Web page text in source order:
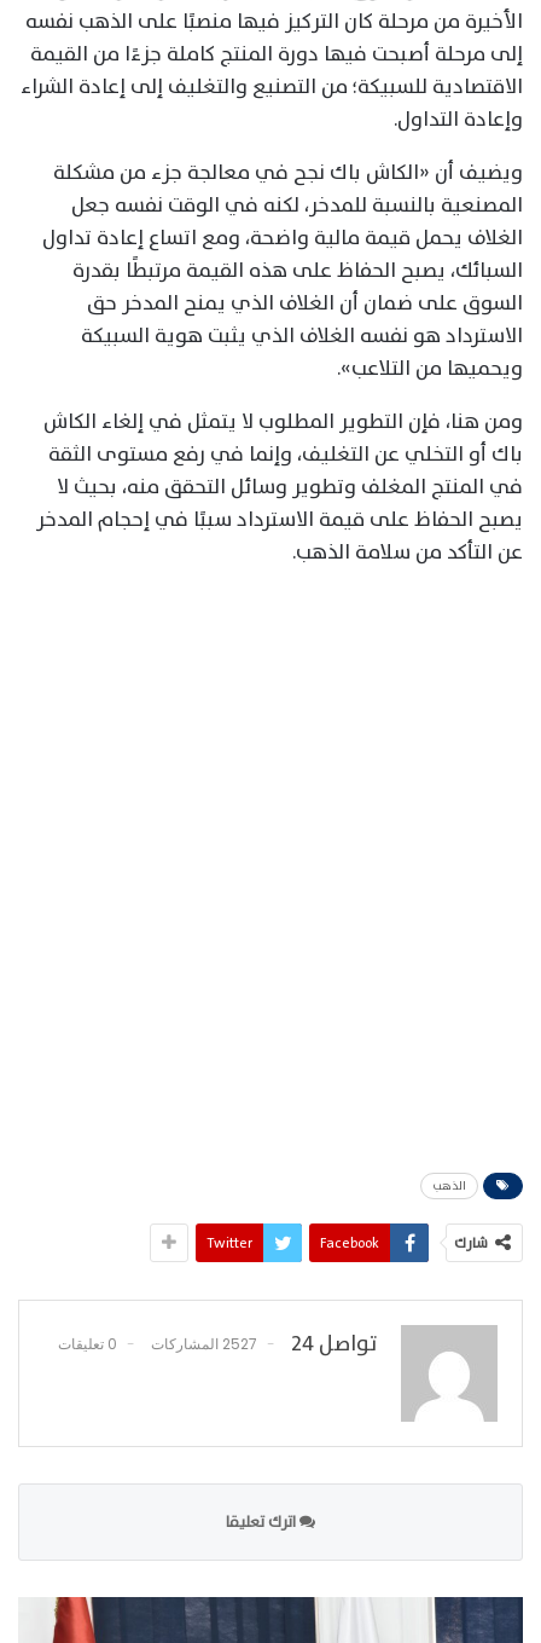
الأخيرة من مرحلة كان التركيز فيها منصبًا على الذهب نفسه
إلى مرحلة أصبحت فيها دورة المنتج كاملة جزءًا من القيمة
الاقتصادية للسبيكة؛ من التصنيع والتغليف إلى إعادة الشراء
وإعادة التداول.
ويضيف أن «الكاش باك نجح في معالجة جزء من مشكلة
المصنعية بالنسبة للمدخر، لكنه في الوقت نفسه جعل
الغلاف يحمل قيمة مالية واضحة، ومع اتساع إعادة تداول
السبائك، يصبح الحفاظ على هذه القيمة مرتبطًا بقدرة
السوق على ضمان أن الغلاف الذي يمنح المدخر حق
الاسترداد هو نفسه الغلاف الذي يثبت هوية السبيكة
ويحميها من التلاعب».
ومن هنا، فإن التطوير المطلوب لا يتمثل في إلغاء الكاش
باك أو التخلي عن التغليف، وإنما في رفع مستوى الثقة
في المنتج المغلف وتطوير وسائل التحقق منه، بحيث لا
يصبح الحفاظ على قيمة الاسترداد سببًا في إحجام المدخر
عن التأكد من سلامة الذهب.
الذهب
شارك Facebook
Twitter
تواصل 24 2527 المشاركات 0 تعليقات
اترك تعليقا